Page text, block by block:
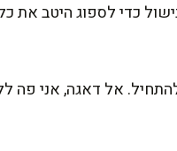
כדי לספוג היטב את
אל דאגה, אני פה